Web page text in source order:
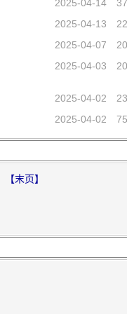
2025-04-14
2025-04-13
2025-04-07
2025-04-03
2025-04-02
2025-04-02
【末页】